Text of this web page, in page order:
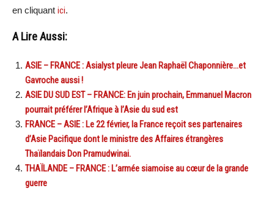
en cliquant ici.
A Lire Aussi:
ASIE – FRANCE : Asialyst pleure Jean Raphaël Chaponnière…et
Gavroche aussi !
ASIE DU SUD EST – FRANCE: En juin prochain, Emmanuel Macron
pourrait préférer l’Afrique à l’Asie du sud est
FRANCE – ASIE : Le 22 février, la France reçoit ses partenaires
d’Asie Pacifique dont le ministre des Affaires étrangères
Thaïlandais Don Pramudwinai.
THAÏLANDE – FRANCE : L’armée siamoise au cœur de la grande
guerre